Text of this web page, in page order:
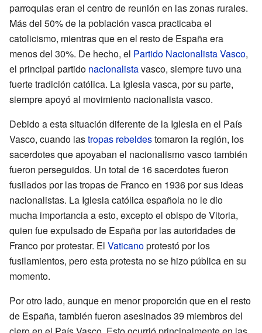
parroquias eran el centro de reunión en las zonas rurales.
Más del 50% de la población vasca practicaba el
catolicismo, mientras que en el resto de España era
menos del 30%. De hecho, el Partido Nacionalista Vasco,
el principal partido nacionalistavasco, siempre tuvo una
fuerte tradición católica. La Iglesia vasca, por su parte,
siempre apoyó al movimiento nacionalista vasco.
Debido a esta situación diferente de la Iglesia en el País
Vasco, cuando lastropas rebeldestomaron la región, los
sacerdotes que apoyaban el nacionalismo vasco también
fueron perseguidos. Un total de 16 sacerdotes fueron
fusilados por las tropas de Franco en 1936 por sus ideas
nacionalistas. La Iglesia católica española no le dio
mucha importancia a esto, excepto el obispo de Vitoria,
quien fue expulsado de España por las autoridades de
Franco por protestar. El Vaticanoprotestó por los
fusilamientos, pero esta protesta no se hizo pública en su
momento.
Por otro lado, aunque en menor proporción que en el resto
de España, también fueron asesinados 39 miembros del